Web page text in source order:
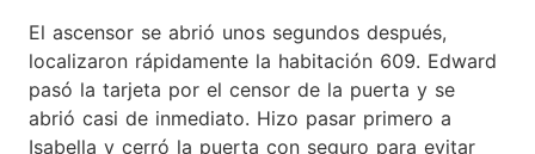
El ascensor se abrió unos segundos después,
localizaron rápidamente la habitación 609. Edward
pasó la tarjeta por el censor de la puerta y se
abrió casi de inmediato. Hizo pasar primero a
Isabella y cerró la puerta con seguro para evitar